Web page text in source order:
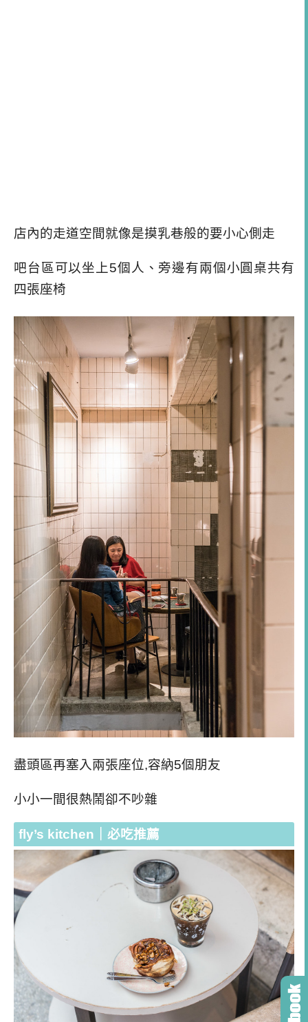
店內的走道空間就像是摸乳巷般的要小心側走
吧台區可以坐上5個人、旁邊有兩個小圓桌共有
四張座椅
盡頭區再塞入兩張座位,容納5個朋友
小小一間很熱鬧卻不吵雜
fly’s kitchen｜必吃推薦